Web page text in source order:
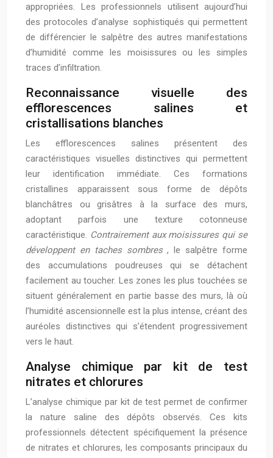
appropriées. Les professionnels utilisent aujourd’hui
des protocoles d’analyse sophistiqués qui permettent
de différencier le salpêtre des autres manifestations
d’humidité comme les moisissures ou les simples
traces d’infiltration.
Reconnaissance visuelle des
efflorescences salines et
cristallisations blanches
Les efflorescences salines présentent des
caractéristiques visuelles distinctives qui permettent
leur identification immédiate. Ces formations
cristallines apparaissent sous forme de dépôts
blanchâtres ou grisâtres à la surface des murs,
adoptant parfois une texture cotonneuse
caractéristique.
Contrairement aux moisissures qui se
développent en taches sombres, le salpêtre forme
des accumulations poudreuses qui se détachent
facilement au toucher. Les zones les plus touchées se
situent généralement en partie basse des murs, là où
l’humidité ascensionnelle est la plus intense, créant des
auréoles distinctives qui s’étendent progressivement
vers le haut.
Analyse chimique par kit de test
nitrates et chlorures
L’analyse chimique par kit de test permet de confirmer
la nature saline des dépôts observés. Ces kits
professionnels détectent spécifiquement la présence
de nitrates et chlorures, les composants principaux du